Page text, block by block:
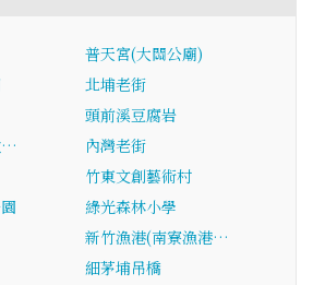
普天宮(大關公廟)
北埔老街
頭前溪豆腐岩
…
內灣老街
竹東文創藝術村
綠光森林小學
新竹漁港(南寮漁港…
細茅埔吊橋